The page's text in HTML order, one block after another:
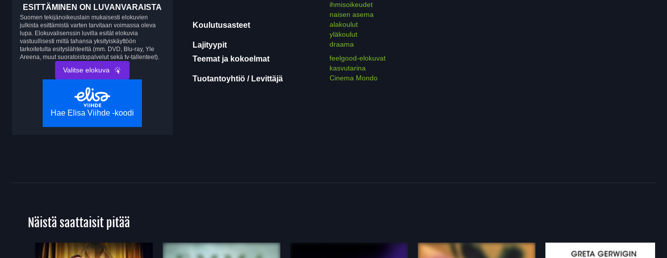
ESITTÄMINEN ON LUVANVARAISTA
Suomen tekijänoikeuslain mukaisesti elokuvien
julkista esittämistä varten tarvitaan voimassa oleva
lupa. Elokuvalisenssin luvilla esität elokuvia
vastuullisesti miltä tahansa yksityiskäyttöön
tarkoitetulta esityslähteeltä (mm. DVD, Blu-ray, Yle
Areena, muut suoratoistopalvelut sekä tv-tallenteet).
Valitse elokuva
Hae Elisa Viihde -koodi
ihmisoikeudet
naisen asema
Koulutusasteet
alakoulut
yläkoulut
Lajityypit draama
Teemat ja kokoelmat
feelgood-elokuvat
kasvutarina
Tuotantoyhtiö / Levittäjä Cinema Mondo
Näistä saattaisit pitää